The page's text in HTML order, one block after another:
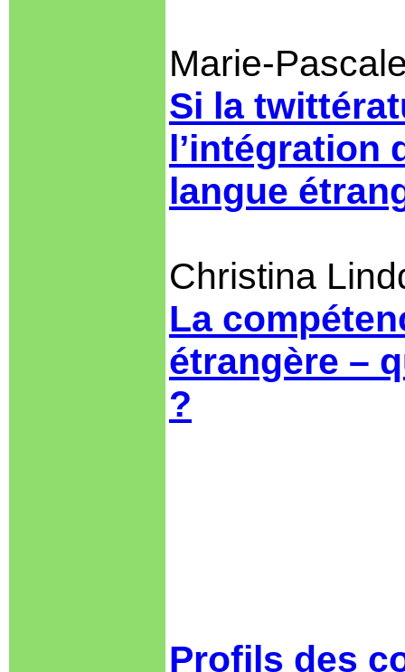
Marie-
Si la
l’intégration
langue
Christina
La
étrangère –
?
Profils des